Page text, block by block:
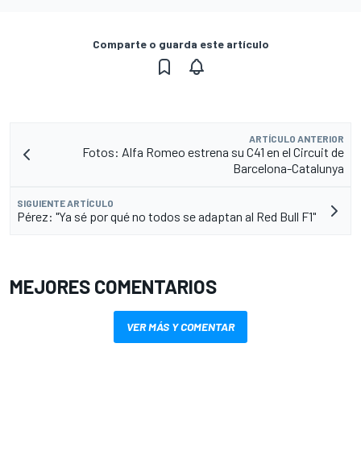
Comparte o guarda este artículo
ARTÍCULO ANTERIOR
Fotos: Alfa Romeo estrena su C41 en el Circuit de
Barcelona-Catalunya
SIGUIENTE ARTÍCULO
Pérez: "Ya sé por qué no todos se adaptan al Red Bull F1"
MEJORES COMENTARIOS
VER MÁS Y COMENTAR